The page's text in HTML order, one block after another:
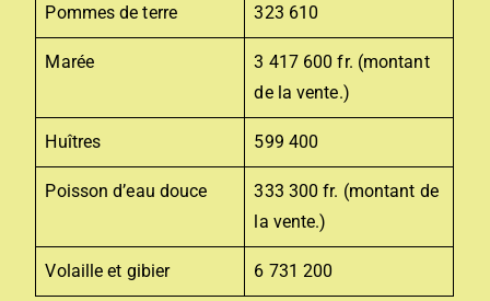
Pommes de terre 323 610
Marée
3 417 600 fr. (montant
de la vente.)
Huîtres 599 400
Poisson d’eau douce
333 300 fr. (montant de
la vente.)
Volaille et gibier 6 731 200